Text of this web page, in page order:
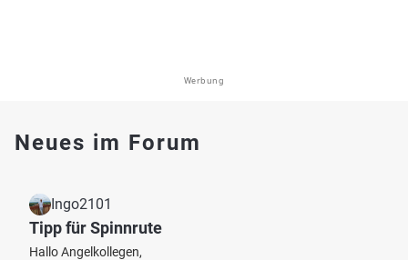
Werbung
Neues im Forum
Ingo2101
Tipp für Spinnrute
Hallo Angelkollegen,